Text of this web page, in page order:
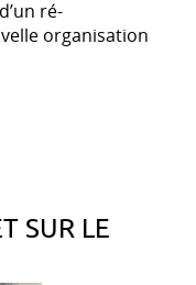
ré-
organisation
SUR LE